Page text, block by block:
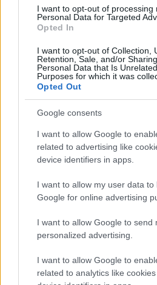
I want to opt-out of processing
Personal Data for Targeted
Opted In
I want to opt-out of Collection,
Retention, Sale, and/or
Personal Data that Is
Purposes for which it was
Opted Out
Google consents
I want to allow Google to
related to advertising like
device identifiers in apps.
I want to allow my user data to
Google for online advertising
I want to allow Google to send
personalized advertising.
I want to allow Google to
related to analytics like
United
Felkészülési szezon 5. mérkőzés
2026-08-12 20:30
2 nap 8 óra 55 perc 7 másodperc
AC MilanvsManchester United
ELŐZŐ MÉRKŐZÉSEK
Támogatás
Támogasd
a ManUtdFanatics.hu